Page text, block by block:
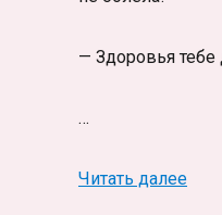
— Здоровья
…
Читать далее